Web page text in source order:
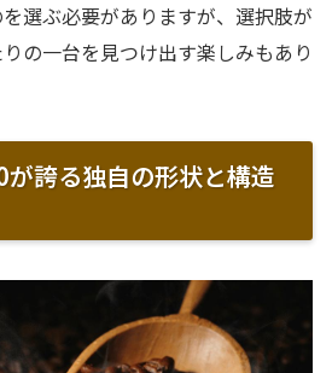
選ぶ必要がありますが、選択肢が
の一台を見つけ出す楽しみもあり
が誇る独自の形状と構造